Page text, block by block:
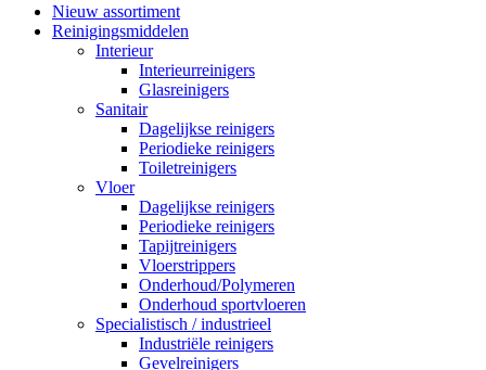
Nieuw assortiment
Reinigingsmiddelen
Interieur
Interieurreinigers
Glasreinigers
Sanitair
Dagelijkse reinigers
Periodieke reinigers
Toiletreinigers
Vloer
Dagelijkse reinigers
Periodieke reinigers
Tapijtreinigers
Vloerstrippers
Onderhoud/Polymeren
Onderhoud sportvloeren
Specialistisch / industrieel
Industriële reinigers
Gevelreinigers